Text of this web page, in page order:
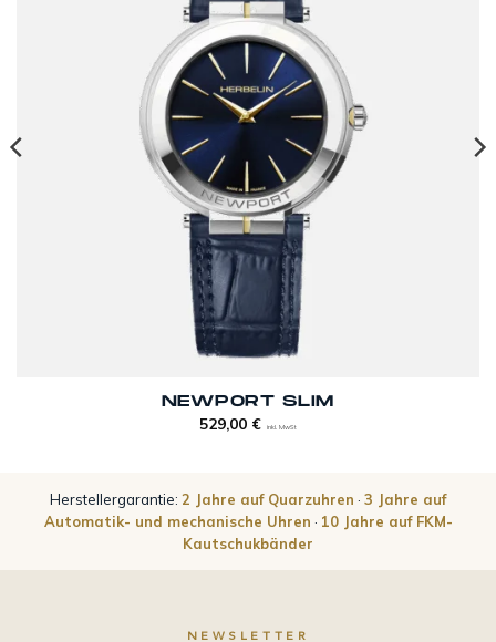
NEWPORT SLIM
529,00 € inkl. MwSt
Herstellergarantie: 2 Jahre auf Quarzuhren · 3 Jahre auf
Automatik- und mechanische Uhren · 10 Jahre auf FKM-
Kautschukbänder
NEWSLETTER